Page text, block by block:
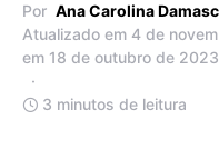
Por Ana Carolina
Atualizado em 4 de
em 18 de outubro de 2023
3 minutos de leitura